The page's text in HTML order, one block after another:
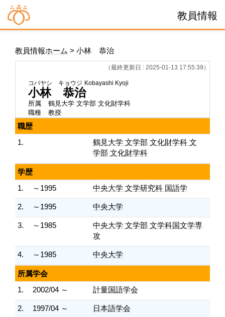
教員情報
教員情報ホーム > 小林 恭治
（最終更新日 : 2025-01-13 17:55:39）
コバヤシ キョウジ Kobayashi Kyoji
小林 恭治
所属
鶴見大学 文学部 文化財学科
職種
教授
職歴
1.
鶴見大学 文学部 文化財学科 文
学部 文化財学科
学歴
1.
～1995 中央大学 文学研究科 国語学
2. ～1995 中央大学
3. ～1985
中央大学 文学部 文学科国文学専
攻
4. ～1985 中央大学
所属学会
1.
2002/04 ～ 計量国語学会
2. 1997/04 ～ 日本語学会